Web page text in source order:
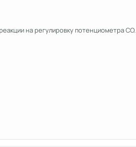
на регулировку потенциометра СО.